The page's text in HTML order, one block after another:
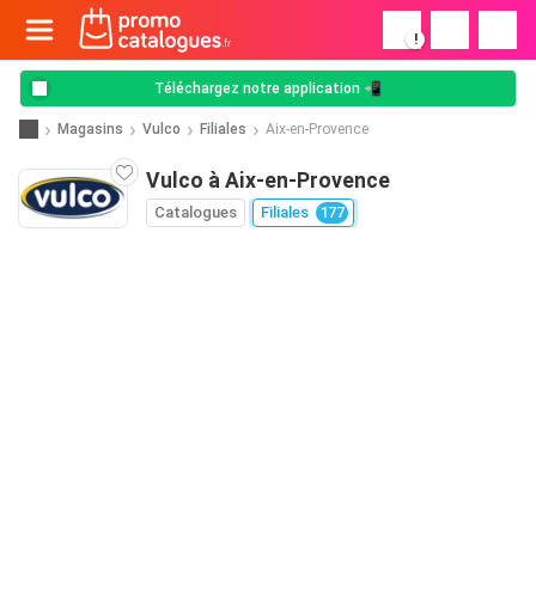
!
Téléchargez notre application 📲
Magasins Vulco Filiales Aix-en-Provence
Vulco à Aix-en-Provence
Catalogues Filiales 177